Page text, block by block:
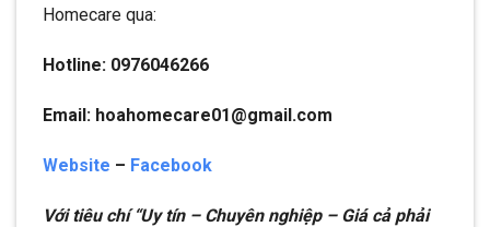
Homecare qua:
Hotline: 0976046266
Email: hoahomecare01@gmail.com
Website – Facebook
Với tiêu chí “Uy tín – Chuyên nghiệp – Giá cả phải